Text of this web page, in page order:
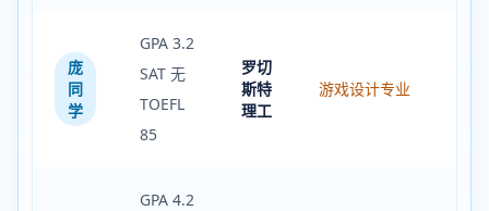
庞
同
学
GPA 3.2
SAT 无
TOEFL
85
罗切
斯特
理工
游戏设计专业
GPA 4.2